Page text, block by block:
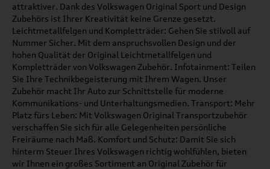
attraktiver. Dank des Volkswagen Original Sport und Design
Zubehörs ist Ihrer Kreativität keine Grenze gesetzt.
Leichtmetallfelgen und Kompletträder: Gehen Sie stilvoll auf
Nummer Sicher. Mit dem anspruchsvollen Design und der
hohen Qualität der Original Leichtmetallfelgen und
Kompletträder von Volkswagen Zubehör. Infotainment: Teilen
Sie Ihre Technikbegeisterung mit Ihrem Wagen. Unser
Zubehör macht Ihr Auto zur Schnittstelle für moderne
Kommunikations- und Unterhaltungsmedien. Transport: Mehr
Platz fürs Leben: Mit Volkswagen Original Transportzubehör
verschaffen Sie sich für alle Gelegenheiten persönliche
Freiräume nach Maß. Komfort und Schutz: Damit Sie sich
hinterm Steuer Ihres Volkswagen richtig wohlfühlen, bieten
wir Ihnen ein großes Sortiment an Original Zubehör für